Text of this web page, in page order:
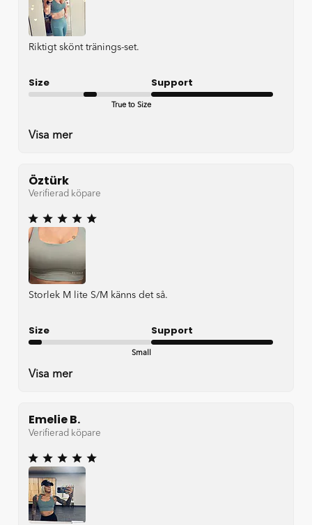
Riktigt skönt tränings-set.
Size
True to Size
Support
Visa mer
Öztürk
Verifierad köpare
Storlek M lite S/M känns det så.
Size
Small
Support
Visa mer
Emelie B.
Verifierad köpare